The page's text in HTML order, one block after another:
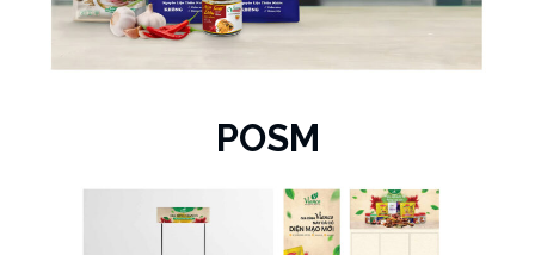
POSM